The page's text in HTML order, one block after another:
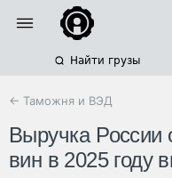
Найти грузы
← Таможня и ВЭД
Выручка России
вин в 2025 году